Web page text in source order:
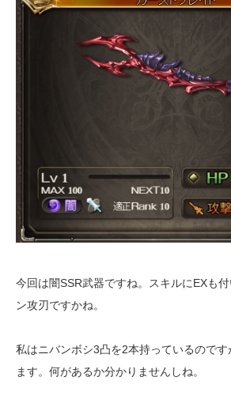
今回は闇SSR武器ですね。スキルにEXも
ン攻刃ですかね。
私はニバンボシ3凸を2本持っているのです
ます。何があるか分かりませんしね。